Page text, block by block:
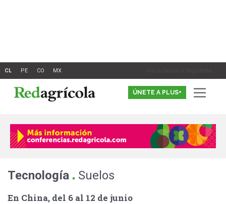
Inicia Sesión o Registrate
ÚNETE A PLUS+
Tecnología . Suelos
En China, del 6 al 12 de junio